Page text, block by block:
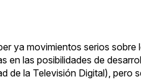
ya movimientos serios
en las posibilidades de
de la Televisión Digital), pero